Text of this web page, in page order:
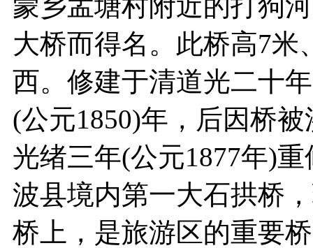
大桥而得名。此桥高7米
西。修建于清道光二十
(公元1850)年，后因桥
光绪三年(公元1877年)
波县境内第一大石拱桥
桥上，是旅游区的重要